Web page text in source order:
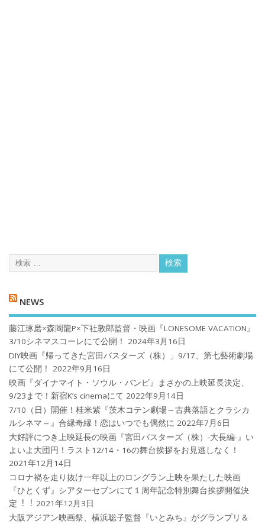
NEWS
藤江琢磨×森岡龍P×下社敦郎監督・映画『LONESOME VACATION』
3/10シネマスコーレにて公開！
2024年3月16日
DIY映画『帰ってきた宮田バスターズ（株）」9/17、第七藝術劇場
にて公開！
2022年9月16日
映画『ダイナマイト・ソウル・バンビ』まさかの上映延長決定、
9/23まで！新宿K’s cinemaにて 2022年9月14日
7/10（日）開催！桂米紫『茨木コテン劇場～古典落語とクラシカ
ルシネマ～』合縁奇縁！恋はいつでも偶然に 2022年7月6日
大好評につき上映延長の映画『宮田バスターズ（株）-大長編-』い
よいよ大団円！ラスト12/14・16の舞台挨拶をお見逃しなく！
2021年12月14日
コロナ禍を⾛り抜け⼀年以上のロングラン上映を果たした映画
『ひとくず』シアターセブンにて１周年記念特別舞台挨拶開催決
定︕︕ 2021年12月3日
大阪アジアン映画祭、横浜聡子監督『いとみち』がグランプリ＆